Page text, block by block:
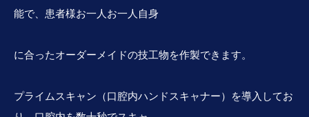
能で、患者様お一人お一人自身
に合ったオーダーメイドの技工物を作製できます。
プライムスキャン（口腔内ハンドスキャナー）を導入してお